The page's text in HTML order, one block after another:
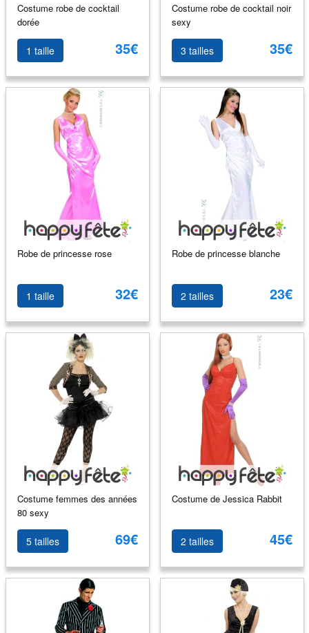
Costume robe de cocktail
dorée
1 taille 35€
Costume robe de cocktail noir
sexy
3 tailles 35€
Robe de princesse rose
1 taille 32€
Robe de princesse blanche
2 tailles 23€
Costume femmes des années
80 sexy
5 tailles 69€
Costume de Jessica Rabbit
2 tailles 45€